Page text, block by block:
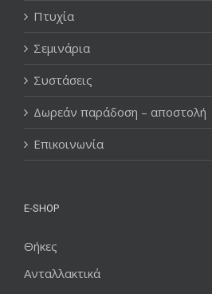
Πτυχία
Σεμινάρια
Συστάσεις
Δωρεάν παράδοση – αποστολή
Επικοινωνία
E-SHOP
Θήκες
Ανταλλακτικά